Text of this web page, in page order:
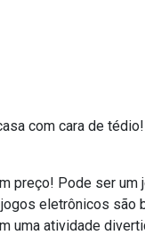
com cara de tédio!
preço! Pode ser
eletrônicos
uma atividade